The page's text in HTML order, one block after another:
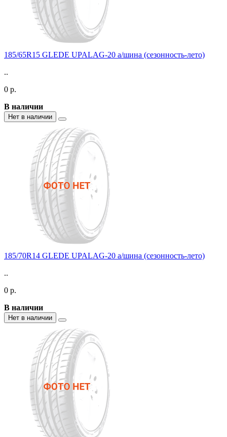
185/65R15 GLEDE UPALAG-20 а/шина (сезонность-лето)
..
0 р.
В наличии
Нет в наличии
185/70R14 GLEDE UPALAG-20 а/шина (сезонность-лето)
..
0 р.
В наличии
Нет в наличии